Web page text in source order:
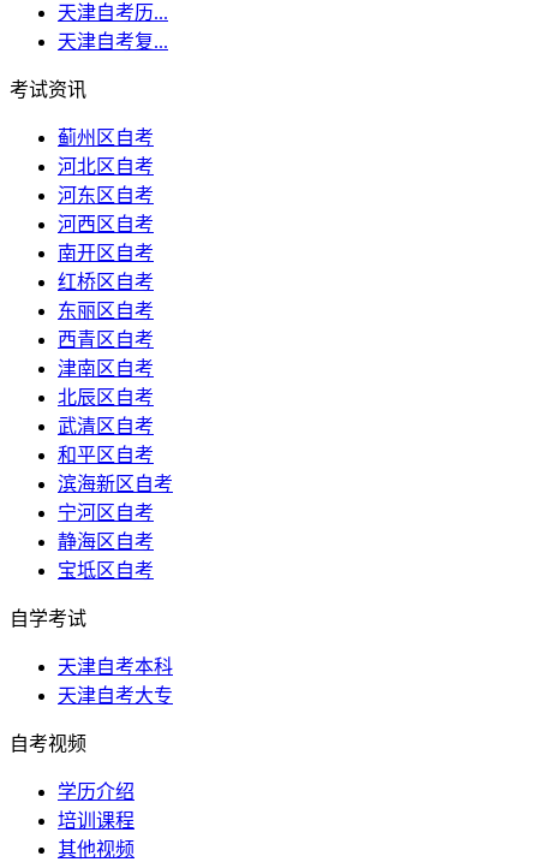
天津自考历...
天津自考复...
考试资讯
蓟州区自考
河北区自考
河东区自考
河西区自考
南开区自考
红桥区自考
东丽区自考
西青区自考
津南区自考
北辰区自考
武清区自考
和平区自考
滨海新区自考
宁河区自考
静海区自考
宝坻区自考
自学考试
天津自考本科
天津自考大专
自考视频
学历介绍
培训课程
其他视频